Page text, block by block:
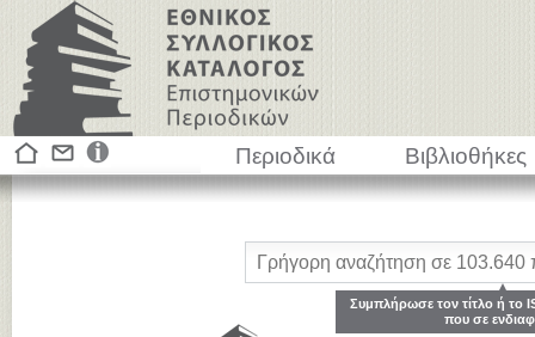
Περιοδικά Βιβλιοθήκες
Συμπλήρωσε τον τίτλο ή το
που σε